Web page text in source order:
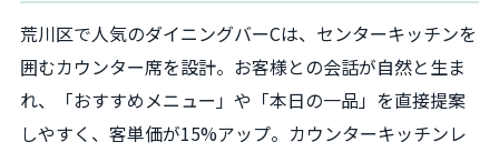
荒川区で人気のダイニングバーCは、センターキッチンを
囲むカウンター席を設計。お客様との会話が自然と生ま
れ、「おすすめメニュー」や「本日の一品」を直接提案
しやすく、客単価が15%アップ。カウンターキッチンレ